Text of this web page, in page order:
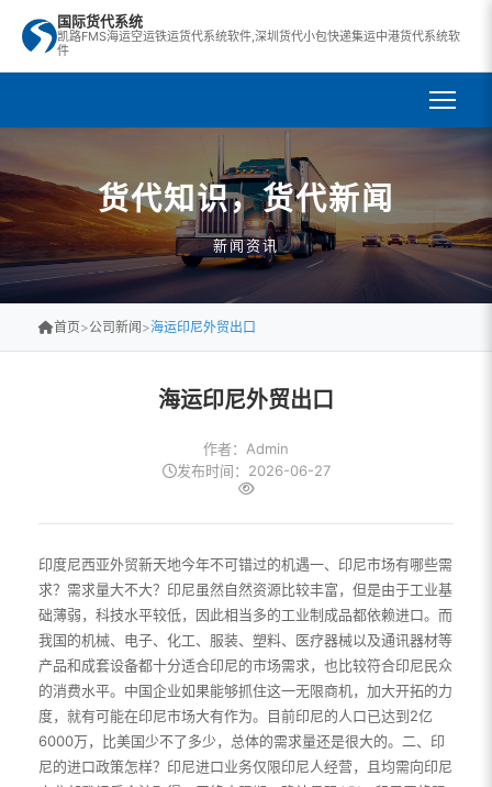
国际货代系统
凯路FMS海运空运铁运货代系统软件,深圳货代小包快递集运中港货代系统软
件
货代知识，货代新闻
新闻资讯
首页>公司新闻 >海运印尼外贸出口
海运印尼外贸出口
作者：Admin
发布时间：2026-06-27
印度尼西亚外贸新天地今年不可错过的机遇一、印尼市场有哪些需
求？需求量大不大？印尼虽然自然资源比较丰富，但是由于工业基
础薄弱，科技水平较低，因此相当多的工业制成品都依赖进口。而
我国的机械、电子、化工、服装、塑料、医疗器械以及通讯器材等
产品和成套设备都十分适合印尼的市场需求，也比较符合印尼民众
的消费水平。中国企业如果能够抓住这一无限商机，加大开拓的力
度，就有可能在印尼市场大有作为。目前印尼的人口已达到2亿
6000万，比美国少不了多少，总体的需求量还是很大的。二、印
尼的进口政策怎样？印尼进口业务仅限印尼人经营，且均需向印尼